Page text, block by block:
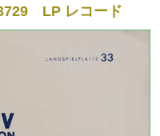
LP レコード